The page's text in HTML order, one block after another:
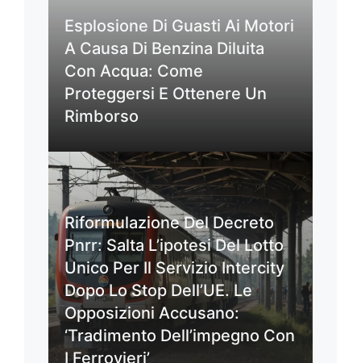
Esplosione Di Guasti Ai Motori
A Causa Di Benzina Diluita
Con Acqua: Come
Proteggersi E Ottenere Un
Rimborso
Riformulazione Del Decreto
Pnrr: Salta L’ipotesi Del Lotto
Unico Per Il Servizio Intercity
Dopo Lo Stop Dell’UE. Le
Opposizioni Accusano:
‘Tradimento Dell’impegno Con
I Ferrovieri’